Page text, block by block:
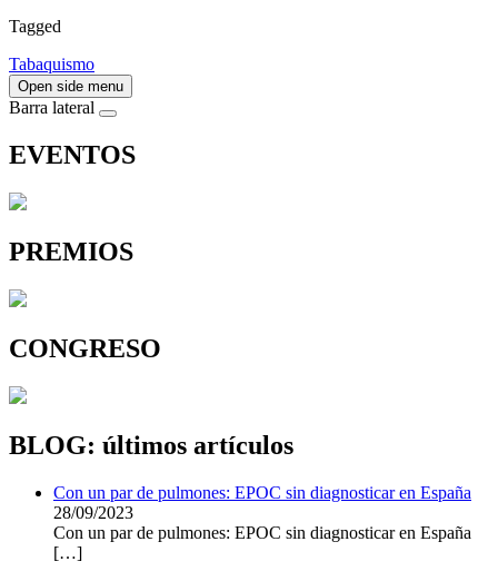
Tagged
Tabaquismo
Open side menu
Barra lateral
EVENTOS
PREMIOS
CONGRESO
BLOG: últimos artículos
Con un par de pulmones: EPOC sin diagnosticar en España
28/09/2023
Con un par de pulmones: EPOC sin diagnosticar en España
[…]